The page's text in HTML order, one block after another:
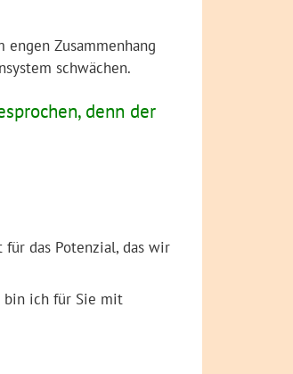
engen Zusammenhang
schwächen.
denn der
das Potenzial, das wir
bin ich für Sie mit